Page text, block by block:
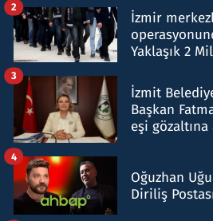
İzmir
Yaklaşık 2
2
İzmit
Başkan
eşi gözaltına
3
Oğuzhan
Diriliş
4